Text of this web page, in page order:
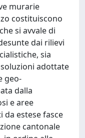
murarie
costituiscono
si avvale di
dai rilievi
sia
adottate
geo-
dalla
e aree
da estese fasce
cantonale